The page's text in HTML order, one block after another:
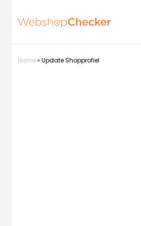
Home» Update Shopprofiel